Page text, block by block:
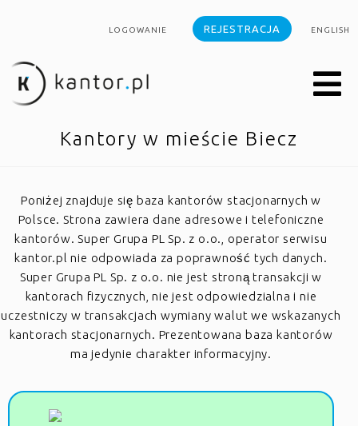
LOGOWANIE REJESTRACJA ENGLISH
Kantory w mieście Biecz
Poniżej znajduje się baza kantorów stacjonarnych w
Polsce. Strona zawiera dane adresowe i telefoniczne
kantorów. Super Grupa PL Sp. z o.o., operator serwisu
kantor.pl nie odpowiada za poprawność tych danych.
Super Grupa PL Sp. z o.o. nie jest stroną transakcji w
kantorach fizycznych, nie jest odpowiedzialna i nie
uczestniczy w transakcjach wymiany walut we wskazanych
kantorach stacjonarnych. Prezentowana baza kantorów
ma jedynie charakter informacyjny.